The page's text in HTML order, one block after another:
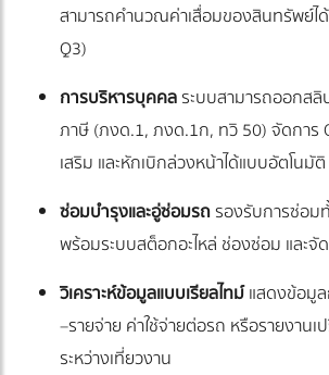
สามารถคำนวณค่าเสื่อมของสินทรัพย์
Q3)
การบริหารบุคคลระบบสามารถออกสลิ
ภาษี (ภงด.1, ภงด.1ก, ทวิ 50) จัดการ
เสริม และหักเบิกล่วงหน้าได้แบบอัตโนมัติ
ซ่อมบำรุงและอู่ซ่อมรถรองรับการซ่อม
พร้อมระบบสต็อกอะไหล่ ช่องซ่อม และจั
วิเคราะห์ข้อมูลแบบเรียลไทม์แสดงข้อมู
–รายจ่าย ค่าใช้จ่ายต่อรถ หรือรายงาน
ระหว่างเที่ยวงาน